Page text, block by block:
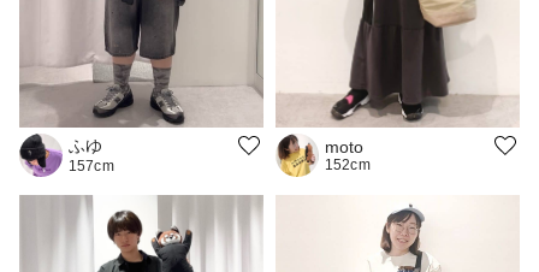
ふゆ
157cm
moto
152cm